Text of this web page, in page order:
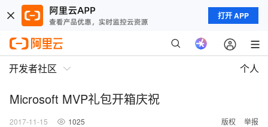
打开 APP
开发者社区 个人
Microsoft MVP礼包开箱庆祝
2017-11-15 1025 版权 举报